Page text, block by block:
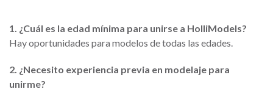
1. ¿Cuál es la edad mínima para unirse a HolliModels?
Hay oportunidades para modelos de todas las edades.
2. ¿Necesito experiencia previa en modelaje para
unirme?